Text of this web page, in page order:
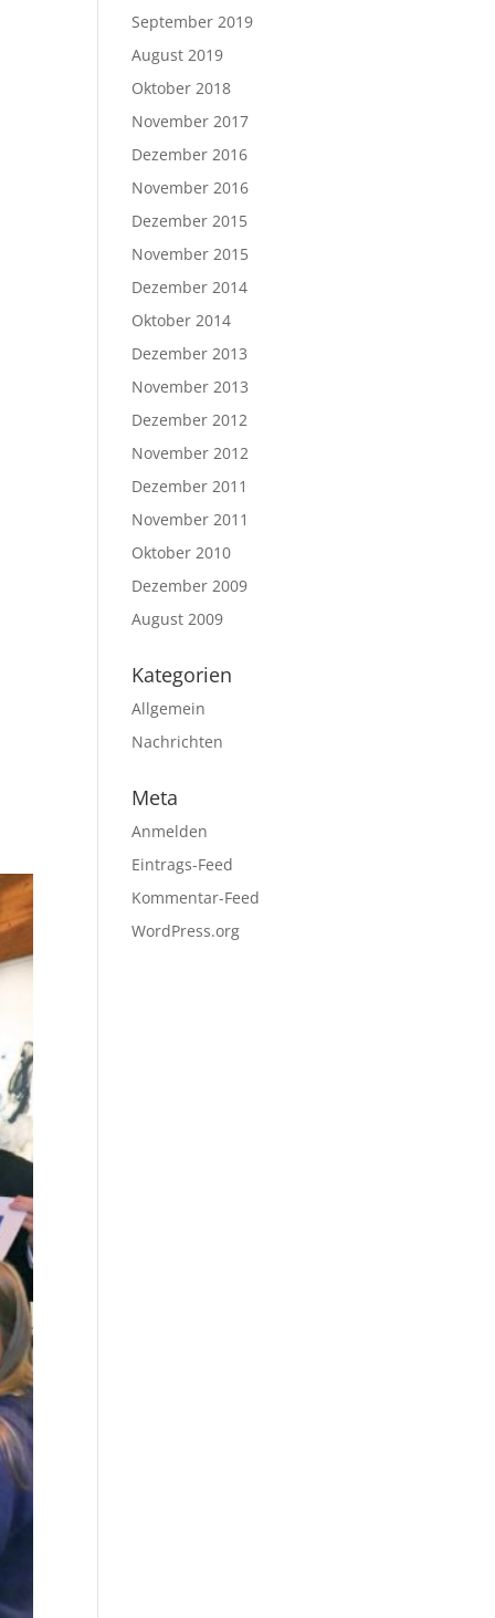
September 2019
August 2019
Oktober 2018
November 2017
Dezember 2016
November 2016
Dezember 2015
November 2015
Dezember 2014
Oktober 2014
Dezember 2013
November 2013
Dezember 2012
November 2012
Dezember 2011
November 2011
Oktober 2010
Dezember 2009
August 2009
Kategorien
Allgemein
Nachrichten
Meta
Anmelden
Eintrags-Feed
Kommentar-Feed
WordPress.org